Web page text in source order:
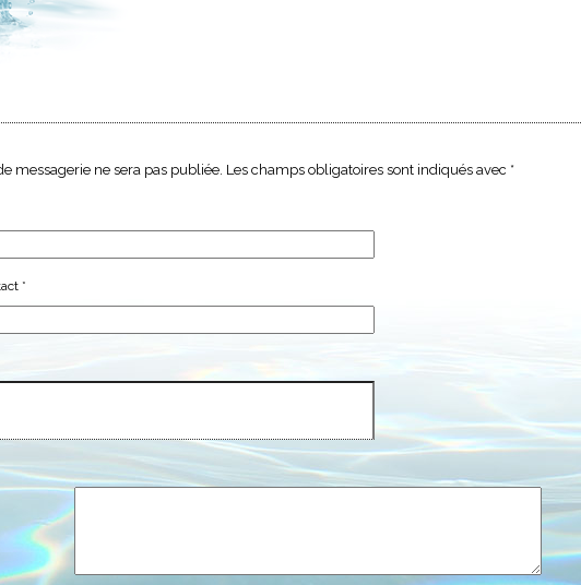
messagerie ne sera pas publiée. Les champs obligatoires sont indiqués avec *
*